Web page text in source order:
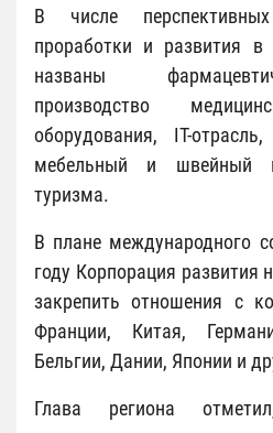
В числе
проработки и развития
названы
производство
оборудования, IT-
мебельный и швейный
туризма.
В плане международного
году Корпорация развития
закрепить отношения с
Франции, Китая,
Бельгии, Дании, Японии и
Глава региона